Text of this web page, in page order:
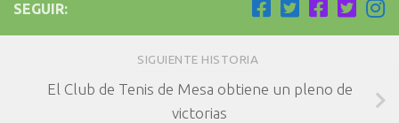
SEGUIR:
SIGUIENTE HISTORIA
El Club de Tenis de Mesa obtiene un pleno de
victorias